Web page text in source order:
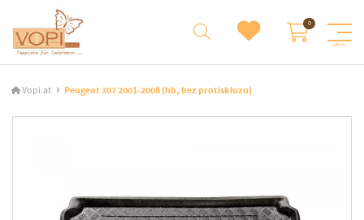
Vopi.at Peugeot 307 2001-2008 (hb, bez protiskluzu)